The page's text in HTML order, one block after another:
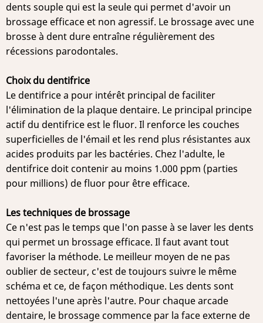
dents souple qui est la seule qui permet d'avoir un
brossage efficace et non agressif. Le brossage avec une
brosse à dent dure entraîne régulièrement des
récessions parodontales.
Choix du dentifrice
Le dentifrice a pour intérêt principal de faciliter
l'élimination de la plaque dentaire. Le principal principe
actif du dentifrice est le fluor. Il renforce les couches
superficielles de l'émail et les rend plus résistantes aux
acides produits par les bactéries. Chez l'adulte, le
dentifrice doit contenir au moins 1.000 ppm (parties
pour millions) de fluor pour être efficace.
Les techniques de brossage
Ce n'est pas le temps que l'on passe à se laver les dents
qui permet un brossage efficace. Il faut avant tout
favoriser la méthode. Le meilleur moyen de ne pas
oublier de secteur, c'est de toujours suivre le même
schéma et ce, de façon méthodique. Les dents sont
nettoyées l'une après l'autre. Pour chaque arcade
dentaire, le brossage commence par la face externe de